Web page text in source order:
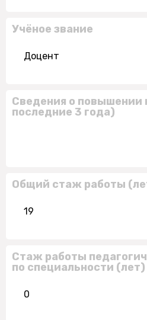
Учёное звание
Доцент
Сведения о повышении
последние 3 года)
Общий стаж работы
19
Стаж работы
по специальности (лет)
0